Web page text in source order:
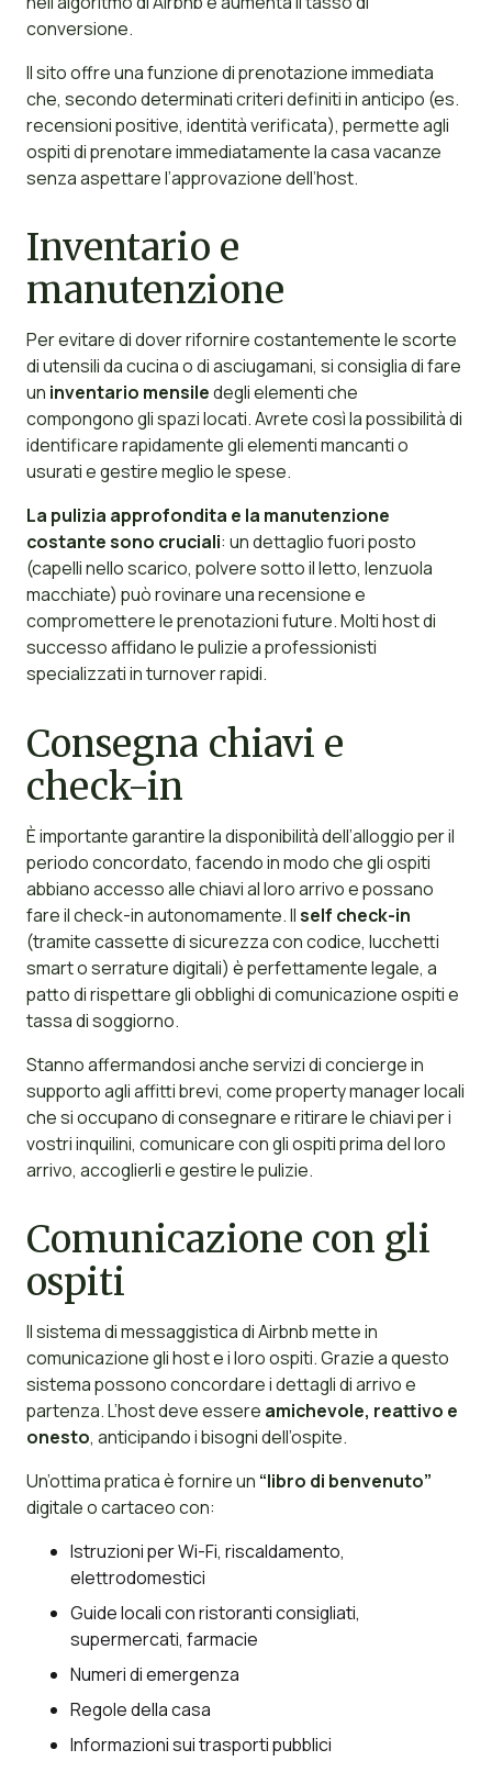
conversione.
Il sito offre una funzione di prenotazione immediata
che, secondo determinati criteri definiti in anticipo (es.
recensioni positive, identità verificata), permette agli
ospiti di prenotare immediatamente la casa vacanze
senza aspettare l’approvazione dell’host.
Inventario e
manutenzione
Per evitare di dover rifornire costantemente le scorte
di utensili da cucina o di asciugamani, si consiglia di fare
un inventario mensiledegli elementi che
compongono gli spazi locati. Avrete così la possibilità di
identificare rapidamente gli elementi mancanti o
usurati e gestire meglio le spese.
La pulizia approfondita e la manutenzione
costante sono cruciali: un dettaglio fuori posto
(capelli nello scarico, polvere sotto il letto, lenzuola
macchiate) può rovinare una recensione e
compromettere le prenotazioni future. Molti host di
successo affidano le pulizie a professionisti
specializzati in turnover rapidi.
Consegna chiavi e
check-in
È importante garantire la disponibilità dell’alloggio per il
periodo concordato, facendo in modo che gli ospiti
abbiano accesso alle chiavi al loro arrivo e possano
fare il check-in autonomamente. Ilself check-in
(tramite cassette di sicurezza con codice, lucchetti
smart o serrature digitali) è perfettamente legale, a
patto di rispettare gli obblighi di comunicazione ospiti e
tassa di soggiorno.
Stanno affermandosi anche servizi di concierge in
supporto agli affitti brevi, come property manager locali
che si occupano di consegnare e ritirare le chiavi per i
vostri inquilini, comunicare con gli ospiti prima del loro
arrivo, accoglierli e gestire le pulizie.
Comunicazione con gli
ospiti
Il sistema di messaggistica di Airbnb mette in
comunicazione gli host e i loro ospiti. Grazie a questo
sistema possono concordare i dettagli di arrivo e
partenza. L’host deve essere amichevole, reattivo e
onesto, anticipando i bisogni dell’ospite.
Un’ottima pratica è fornire un “libro di benvenuto”
digitale o cartaceo con:
Istruzioni per Wi-Fi, riscaldamento,
elettrodomestici
Guide locali con ristoranti consigliati,
supermercati, farmacie
Numeri di emergenza
Regole della casa
Informazioni sui trasporti pubblici